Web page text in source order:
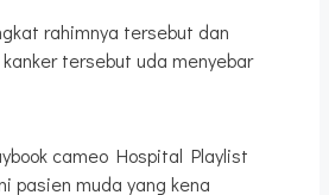
rahimnya tersebut dan
tersebut uda menyebar
pasien muda yang kena